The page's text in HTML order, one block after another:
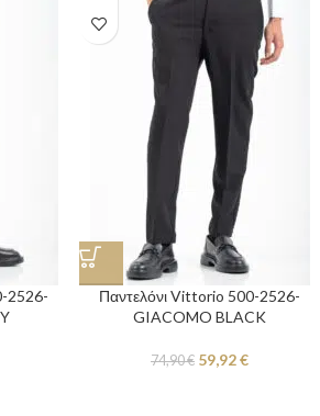
2526-
Παντελόνι Vittorio 500-2526-
GIACOMO BLACK
74,90€ 59,92€